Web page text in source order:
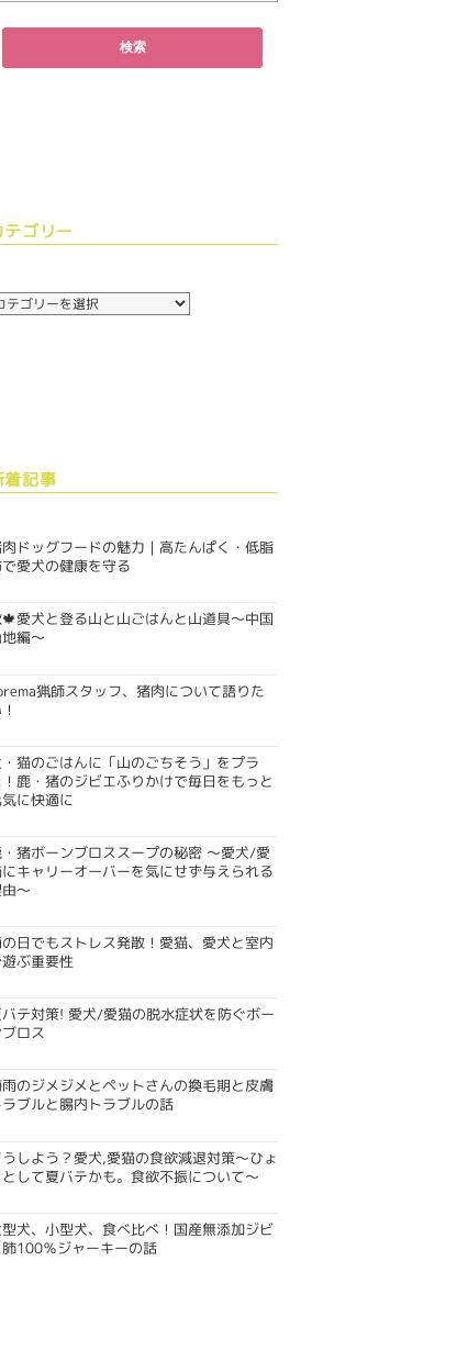
テゴリー
着記事
ドッグフードの魅力｜高たんぱく・低脂
愛犬の健康を守る
愛犬と登る山と山ごはんと山道具〜中国
編〜
猟師スタッフ、猪肉について語りた
猫のごはんに「山のごちそう」をプラ
鹿・猪のジビエふりかけで毎日をもっと
に快適に
猪ボーンブロススープの秘密 〜愛犬/愛
キャリーオーバーを気にせず与えられる
〜
日でもストレス発散！愛猫、愛犬と室内
ぶ重要性
バテ対策! 愛犬/愛猫の脱水症状を防ぐボー
ブロス
のジメジメとペットさんの換毛期と皮膚
ラブルと腸内トラブルの話
しよう？愛犬,愛猫の食欲減退対策〜ひょ
として夏バテかも。食欲不振について〜
犬、小型犬、食べ比べ！国産無添加ジビ
肺100％ジャーキーの話